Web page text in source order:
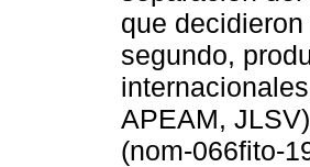
que
segundo,
APEAM,
(nom-066fito-